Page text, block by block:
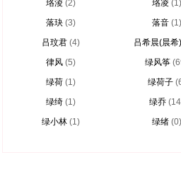
珞淩 (2) 珞凌 (1)
落玦 (3) 落音 (1)
吕玟君 (4)
吕希晨(晨希)
律风 (5) 绿风筝
绿荷 (1) 绿荷子
绿绮 (1) 绿乔
绿小林 (1) 绿绪 (0)